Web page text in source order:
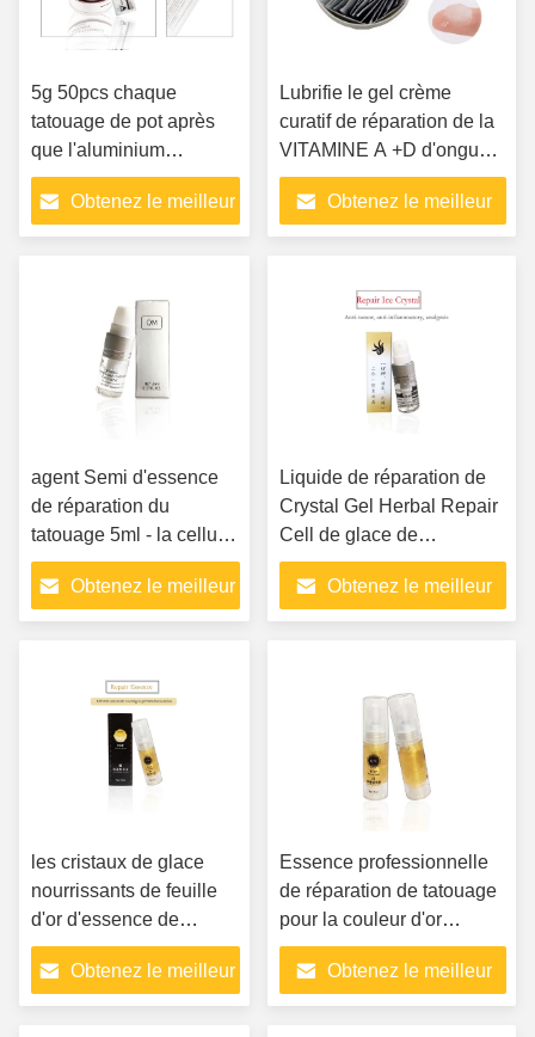
5g 50pcs chaque
tatouage de pot après
que l'aluminium
d'onguent de la vitamine
A de soin/D emballe le
gel permanent de
Obtenez le meilleur
Lubrifie le gel crème
curatif de réparation de la
VITAMINE A +D d'onguent
de tatouage de sécrétion
cutanée aucun soins
ultérieurs démangeants
permanent
Obtenez le meilleur
agent Semi d'essence
de réparation du
tatouage 5ml - la cellule
permanente de lèvre de
blanchiment de sourcil a
fixé le cristal de glace de
Obtenez le meilleur
Liquide de réparation de
Crystal Gel Herbal Repair
Cell de glace de
réparation de sourcil et de
lèvre de tatouage
Obtenez le meilleur
les cristaux de glace
nourrissants de feuille
d'or d'essence de
réparation du tatouage
5ml gélifient des
blessures de réparation,
Obtenez le meilleur
Essence professionnelle
de réparation de tatouage
pour la couleur d'or
d'artiste de Microblading
Obtenez le meilleur